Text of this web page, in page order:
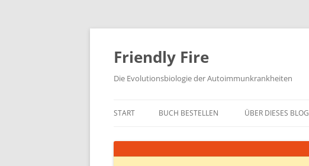
Zum
springen
Friendly Fire
Die Evolutionsbiologie der Autoimmunkrankheiten
START BUCH BESTELLEN ÜBER DIESES BLOG